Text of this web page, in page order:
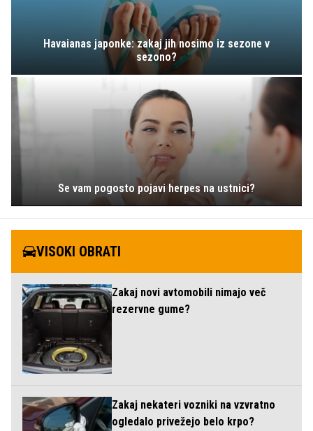
Havaianas japonke: zakaj jih nosimo iz sezone v
sezono?
Se vam pogosto pojavi herpes na ustnici?
VISOKI OBRATI
Zakaj novi avtomobili nimajo več
rezervne gume?
Zakaj nekateri vozniki na vzvratno
ogledalo privežejo belo krpo?